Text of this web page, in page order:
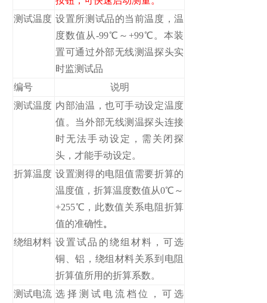
测试温度 设置所测试品的当前温度，温
度数值从-99℃～+99℃。本装
置可通过外部无线测温探头实
时监测试品
编号
说明
测试温度 内部油温，也可手动设定温度
值。当外部无线测温探头连接
时无法手动设定，需关闭探
头，才能手动设定。
折算温度 设置测得的电阻值需要折算的
温度值，折算温度数值从0℃～
+255℃，此数值关系电阻折算
值的准确性。
绕组材料 设置试品的绕组材料，可选
铜、铝，绕组材料关系到电阻
折算值所用的折算系数。
测试电流 选择测试电流档位，可选